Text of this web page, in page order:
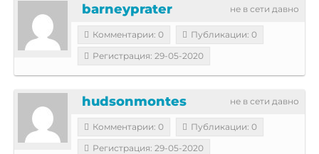
не в сети давно
barneyprater
Комментарии: 0
Публикации: 0
Регистрация: 29-05-2020
не в сети давно
hudsonmontes
Комментарии: 0
Публикации: 0
Регистрация: 29-05-2020